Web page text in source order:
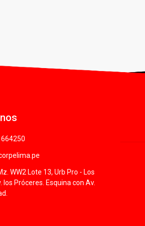
WW2 Lote 13, Urb Pro - Los
los Próceres. Esquina con Av.